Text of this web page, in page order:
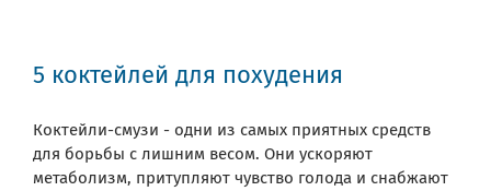
5 коктейлей для похудения
Коктейли-смузи - одни из самых приятных средств
для борьбы с лишним весом. Они ускоряют
метаболизм, притупляют чувство голода и снабжают